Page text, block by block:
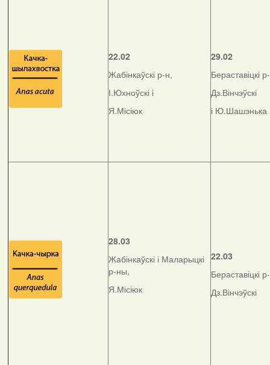
22.02
Жабінкаўскі р-н,
І.Юхноўскі і
Я.Місіюк
29.02
Бераставіцкі
Дз.Вінчэўскі
і Ю.Шашэнька
28.03
Жабінкаўскі і Маларыцкі
р-ны,
Я.Місіюк
22.03
Бераставіцкі
Дз.Вінчэўскі